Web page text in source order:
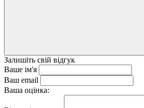
Залишіть свій відгук
Ваше ім'я
Ваш email
Ваша оцінка: